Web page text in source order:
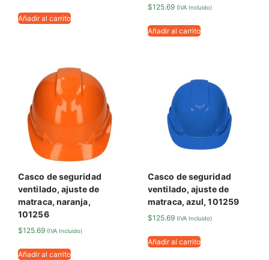
Añadir al carrito
$125.69 (IVA Incluido)
Añadir al carrito
Casco de seguridad
ventilado, ajuste de
matraca, naranja,
101256
$125.69 (IVA Incluido)
Añadir al carrito
Casco de seguridad
ventilado, ajuste de
matraca, azul, 101259
$125.69 (IVA Incluido)
Añadir al carrito